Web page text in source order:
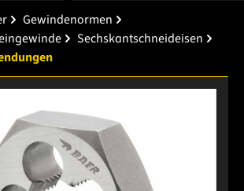
Gewindenormen
Sechskantschneideisen